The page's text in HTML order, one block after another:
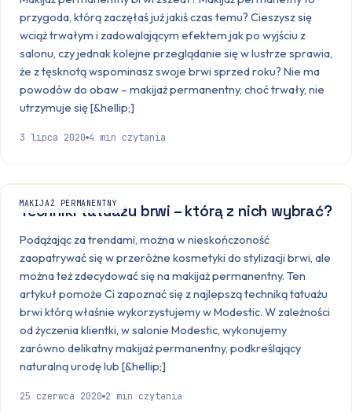
przygoda, którą zaczęłaś już jakiś czas temu? Cieszysz się
wciąż trwałym i zadowalającym efektem jak po wyjściu z
salonu, czy jednak kolejne przeglądanie się w lustrze sprawia,
że z tęsknotą wspominasz swoje brwi sprzed roku? Nie ma
powodów do obaw – makijaż permanentny, choć trwały, nie
utrzymuje się [&hellip;]
3 lipca 2020 4 min czytania
MAKIJAŻ PERMANENTNY
Techniki tatuażu brwi – którą z nich wybrać?
Podążając za trendami, można w nieskończoność
zaopatrywać się w przeróżne kosmetyki do stylizacji brwi, ale
można też zdecydować się na makijaż permanentny. Ten
artykuł pomoże Ci zapoznać się z najlepszą techniką tatuażu
brwi którą właśnie wykorzystujemy w Modestic. W zależności
od życzenia klientki, w salonie Modestic, wykonujemy
zarówno delikatny makijaż permanentny, podkreślający
naturalną urodę lub [&hellip;]
25 czerwca 2020 2 min czytania